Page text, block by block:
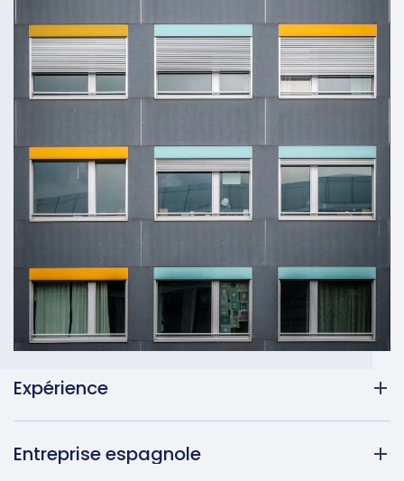
Expérience
Entreprise espagnole